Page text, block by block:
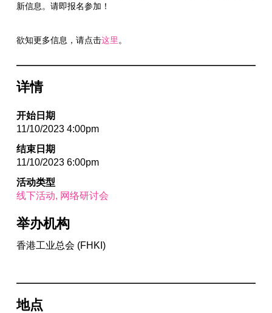
新信息。请即报名参加！
欲知更多信息，请点击这里 。
详情
开始日期
11/10/2023 4:00pm
结束日期
11/10/2023 6:00pm
活动类型
线下活动
网络研讨会
举办机构
香港工业总会 (FHKI)
地点